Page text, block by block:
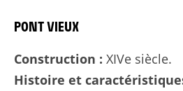
PONT VIEUX
Construction : XIVe siècle.
Histoire et